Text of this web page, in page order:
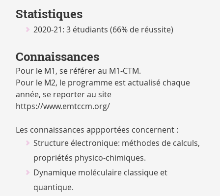
Statistiques
2020-21: 3 étudiants (66% de réussite)
Connaissances
Pour le M1, se référer au M1-CTM.
Pour le M2, le programme est actualisé chaque
année, se reporter au site
https://www.emtccm.org/
Les connaissances appportées concernent :
Structure électronique: méthodes de calculs,
propriétés physico-chimiques.
Dynamique moléculaire classique et
quantique.